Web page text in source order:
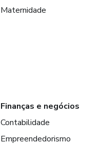
Maternidade
Finanças e negócios
Contabilidade
Empreendedorismo